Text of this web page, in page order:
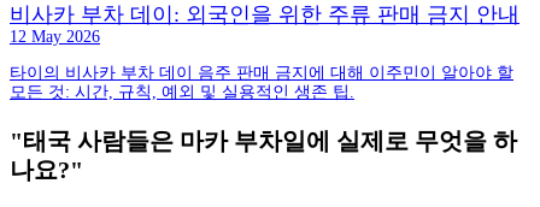
비사카 부차 데이: 외국인을 위한 주류 판매 금지 안내
12 May 2026
타이의 비사카 부차 데이 음주 판매 금지에 대해 이주민이 알아야 할
모든 것: 시간, 규칙, 예외 및 실용적인 생존 팁.
"태국 사람들은 마카 부차일에 실제로 무엇을 하
나요?"